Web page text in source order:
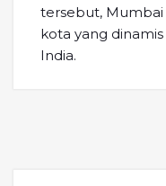
tersebut, Mumbai
kota yang
India.